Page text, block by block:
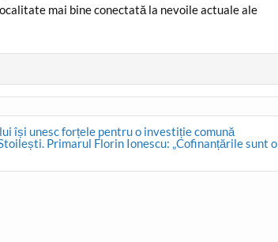
mai bine conectată la nevoile actuale ale
își unesc forțele pentru o investiție comună
Primarul Florin Ionescu: „Cofinanțările sunt o